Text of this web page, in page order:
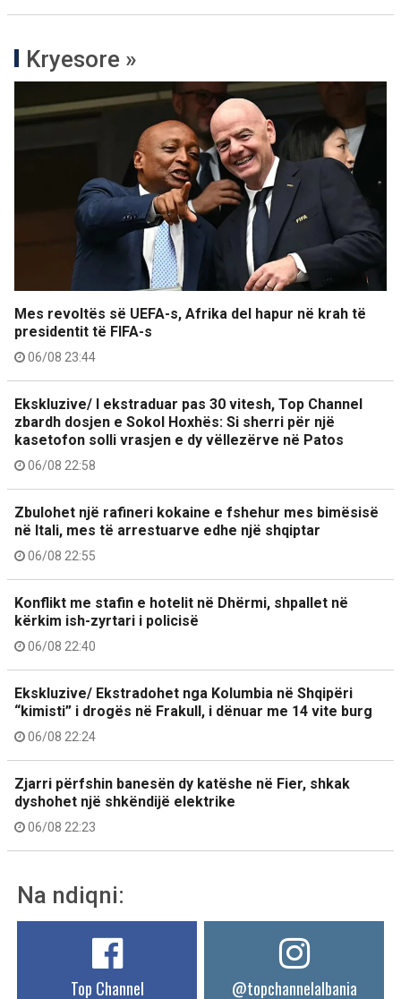
Kryesore »
Mes revoltës së UEFA-s, Afrika del hapur në krah të
presidentit të FIFA-s
06/08 23:44
Ekskluzive/ I ekstraduar pas 30 vitesh, Top Channel
zbardh dosjen e Sokol Hoxhës: Si sherri për një
kasetofon solli vrasjen e dy vëllezërve në Patos
06/08 22:58
Zbulohet një rafineri kokaine e fshehur mes bimësisë
në Itali, mes të arrestuarve edhe një shqiptar
06/08 22:55
Konflikt me stafin e hotelit në Dhërmi, shpallet në
kërkim ish-zyrtari i policisë
06/08 22:40
Ekskluzive/ Ekstradohet nga Kolumbia në Shqipëri
“kimisti” i drogës në Frakull, i dënuar me 14 vite burg
06/08 22:24
Zjarri përfshin banesën dy katëshe në Fier, shkak
dyshohet një shkëndijë elektrike
06/08 22:23
Na ndiqni:
Top Channel @topchannelalbania